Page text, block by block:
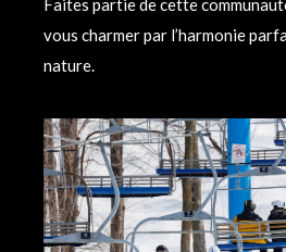
Faites partie de cette
vous charmer par l’harmonie
nature.